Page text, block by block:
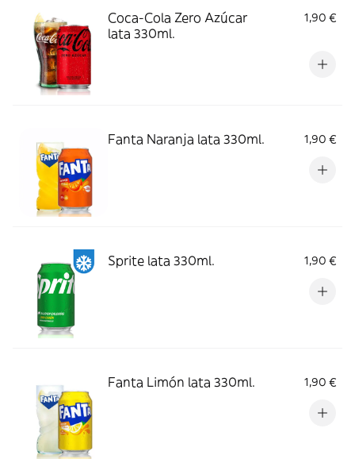
Coca-Cola Zero Azúcar
lata 330ml.
1,90 €
Fanta Naranja lata 330ml. 1,90 €
Sprite lata 330ml. 1,90 €
Fanta Limón lata 330ml. 1,90 €